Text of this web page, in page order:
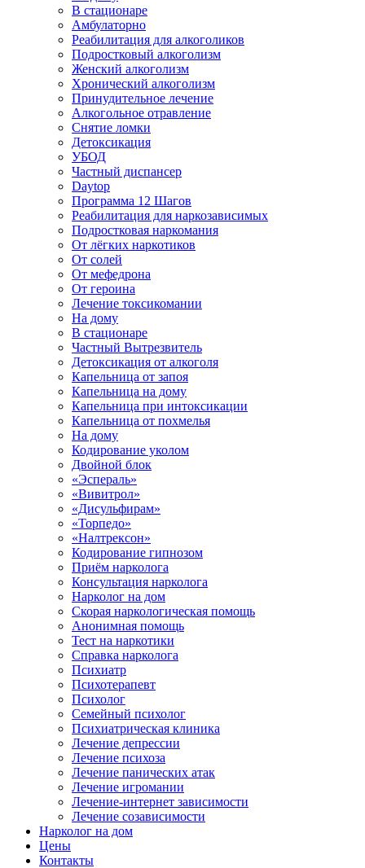
В стационаре
Амбулаторно
Реабилитация для алкоголиков
Подростковый алкоголизм
Женский алкоголизм
Хронический алкоголизм
Принудительное лечение
Алкогольное отравление
Снятие ломки
Детоксикация
УБОД
Частный диспансер
Daytop
Программа 12 Шагов
Реабилитация для наркозависимых
Подростковая наркомания
От лёгких наркотиков
От солей
От мефедрона
От героина
Лечение токсикомании
На дому
В стационаре
Частный Вытрезвитель
Детоксикация от алкоголя
Капельница от запоя
Капельница на дому
Капельница при интоксикации
Капельница от похмелья
На дому
Кодирование уколом
Двойной блок
«Эспераль»
«Вивитрол»
«Дисульфирам»
«Торпедо»
«Налтрексон»
Кодирование гипнозом
Приём нарколога
Консультация нарколога
Нарколог на дом
Скорая наркологическая помощь
Анонимная помощь
Тест на наркотики
Справка нарколога
Психиатр
Психотерапевт
Психолог
Семейный психолог
Психиатрическая клиника
Лечение депрессии
Лечение психоза
Лечение панических атак
Лечение игромании
Лечение-интернет зависимости
Лечение созависимости
Нарколог на дом
Цены
Контакты